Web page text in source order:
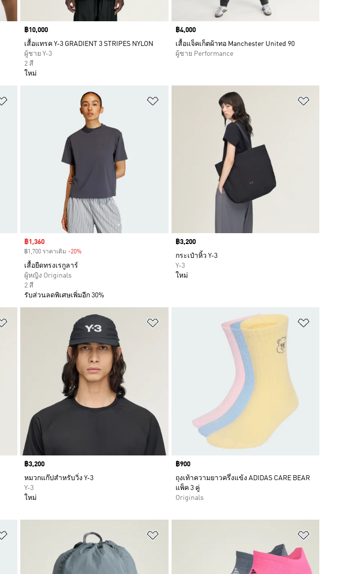
Price
฿10,000
เสื้อแทรค Y-3 GRADIENT 3 STRIPES NYLON
ผู้ชาย Y-3
2 สี
ใหม่
Price
฿4,000
เสื้อแจ็คเก็ตผ้าทอ Manchester United 90
ผู้ชาย Performance
เพิ่มไปยังรายการสินค้าโปรด เพิ่มไปยังรายการสินค้าโปรด
Sale price
฿1,360
฿1,700 ราคาเดิม -20%
เสื้อยืดทรงเรกูลาร์
ผู้หญิง Originals
2 สี
รับส่วนลดพิเศษเพิ่มอีก 30%
Price
฿3,200
กระเป๋าหิ้ว Y-3
Y-3
ใหม่
เพิ่มไปยังรายการสินค้าโปรด เพิ่มไปยังรายการสินค้าโปรด
Price
฿3,200
หมวกแก๊ปสำหรับวิ่ง Y-3
Y-3
ใหม่
Price
฿900
ถุงเท้าความยาวครึ่งแข้ง ADIDAS CARE BEAR
แพ็ค 3 คู่
Originals
เพิ่มไปยังรายการสินค้าโปรด